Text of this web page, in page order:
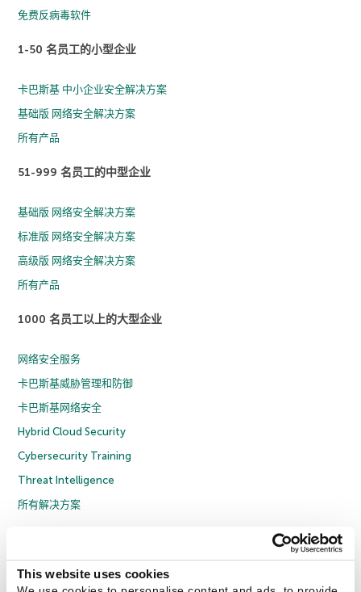
This website uses cookies
免费反病毒软件
1-50 名员工的小型企业
卡巴斯基 中小企业安全解决方案
基础版 网络安全解决方案
所有产品
51-999 名员工的中型企业
基础版 网络安全解决方案
标准版 网络安全解决方案
高级版 网络安全解决方案
所有产品
1000 名员工以上的大型企业
网络安全服务
卡巴斯基威胁管理和防御
卡巴斯基网络安全
Hybrid Cloud Security
Cybersecurity Training
Threat Intelligence
所有解决方案
隐私策略
反腐败政策
许可协议 B2B
京ICP备12053225号
京公网安备 11010102001169号